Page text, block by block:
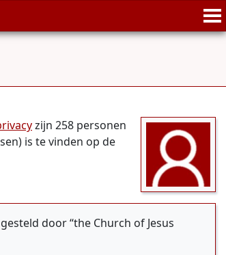
zijn 258 personen
is te vinden op de
door “the Church of Jesus